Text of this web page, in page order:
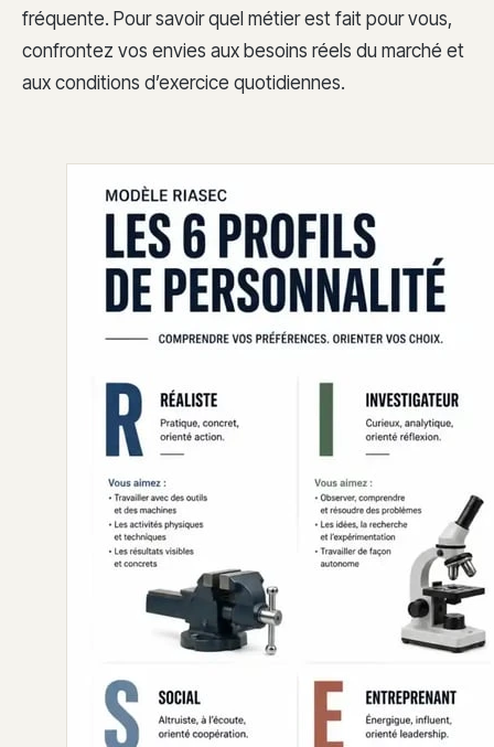
fréquente. Pour savoir quel métier est fait pour vous,
confrontez vos envies aux besoins réels du marché et
aux conditions d’exercice quotidiennes.